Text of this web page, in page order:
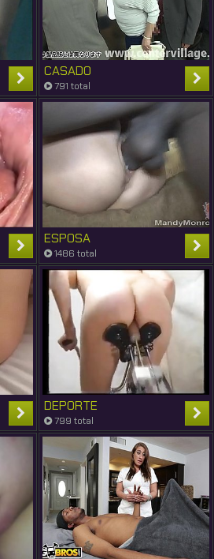
CASADO
791 total
ESPOSA
1486 total
DEPORTE
799 total